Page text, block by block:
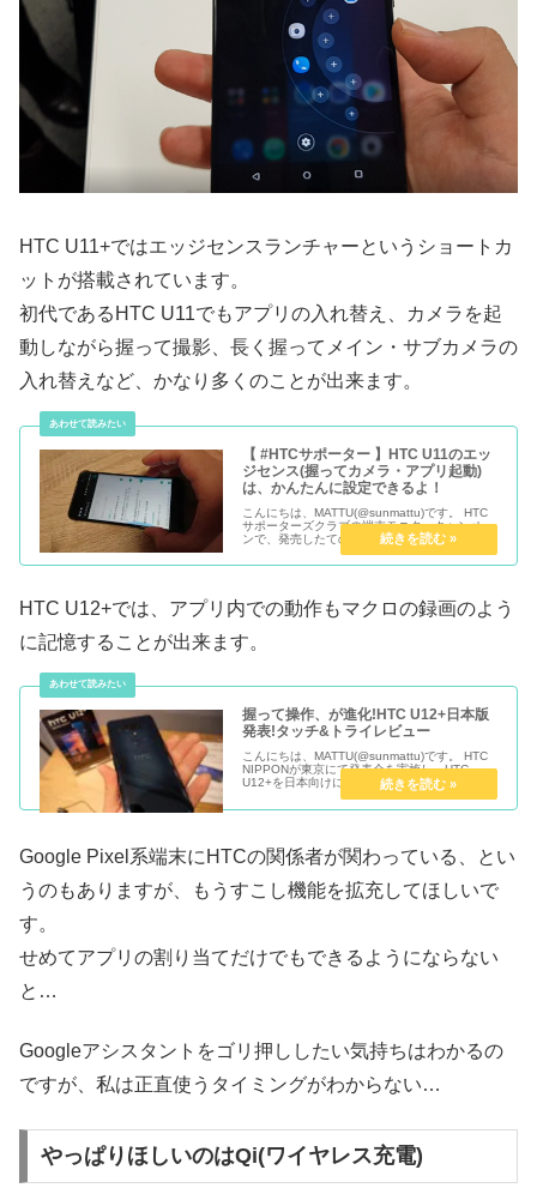
HTC U11+ではエッジセンスランチャーというショートカ
ットが搭載されています。
初代であるHTC U11でもアプリの入れ替え、カメラを起
動しながら握って撮影、長く握ってメイン・サブカメラの
入れ替えなど、かなり多くのことが出来ます。
【 #HTCサポーター 】HTC U11のエッ
ジセンス(握ってカメラ・アプリ起動)
は、かんたんに設定できるよ！
こんにちは、MATTU(@sunmattu)です。 HTC
サポーターズクラブの端末モニターキャンペー
ンで、発売したてのHTC U11をお借りしており
ます。 今回は、握ってカメラやアプリを起動で
きる、エッジセンスの設定について、お送りし
HTC U12+では、アプリ内での動作もマクロの録画のよう
に記憶することが出来ます。
握って操作、が進化!HTC U12+日本版
発表!タッチ&トライレビュー
こんにちは、MATTU(@sunmattu)です。 HTC
NIPPONが東京にて発表会を実施し、HTC
U12+を日本向けに発売すると発表しました。
発売日は7月20日、SIMフリーおよびMVNOよ
り発売されます。 おサイフケータイ搭載で...
Google Pixel系端末にHTCの関係者が関わっている、とい
うのもありますが、もうすこし機能を拡充してほしいで
す。
せめてアプリの割り当てだけでもできるようにならない
と…
Googleアシスタントをゴリ押ししたい気持ちはわかるの
ですが、私は正直使うタイミングがわからない…
やっぱりほしいのはQi(ワイヤレス充電)